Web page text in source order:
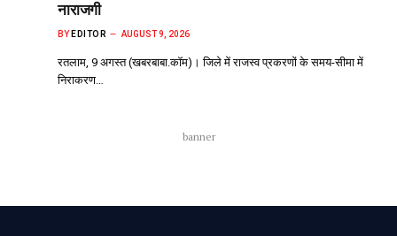
नाराजगी
BY EDITOR AUGUST 9, 2026
रतलाम, 9 अगस्त (खबरबाबा.कॉम)। जिले में राजस्व प्रकरणों के समय-सीमा में
निराकरण…
banner